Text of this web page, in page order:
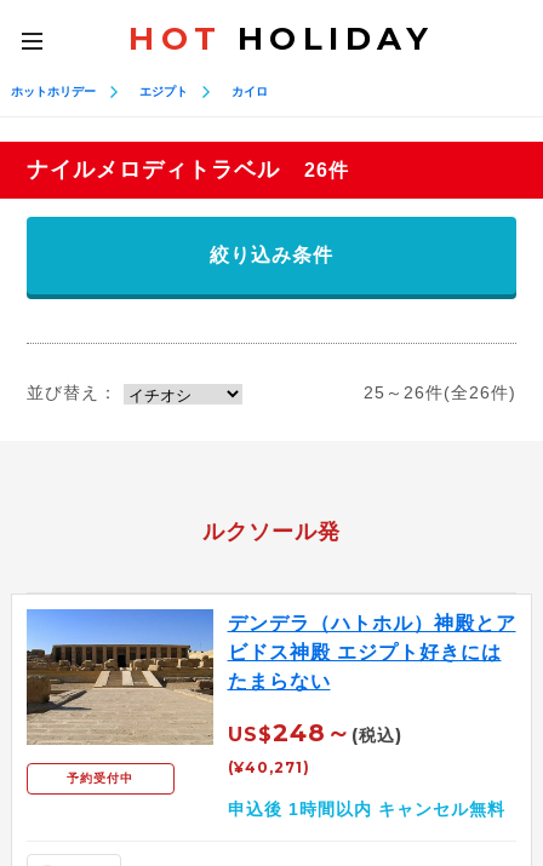
toggle
navigation
HOT HOLIDAY
ホットホリデー エジプト カイロ
ナイルメロディトラベル 26件
絞り込み条件
並び替え： 25～26件(全26件)
ルクソール発
予約受付中
デンデラ（ハトホル）神殿とア
ビドス神殿 エジプト好きには
たまらない
US$248～ (税込)
(¥40,271)
申込後 1時間以内 キャンセル無料